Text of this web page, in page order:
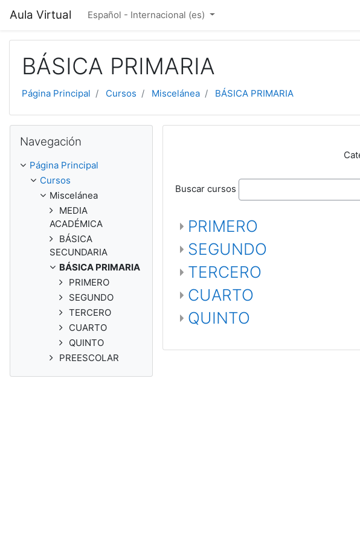
Aula Virtual Español - Internacional ‎(es)‎
BÁSICA PRIMARIA
Página Principal Cursos Miscelánea BÁSICA PRIMARIA
Buscar cursos
PRIMERO
SEGUNDO
TERCERO
CUARTO
QUINTO
Navegación
Página Principal
Cursos
Miscelánea
MEDIA
ACADÉMICA
BÁSICA
SECUNDARIA
BÁSICA PRIMARIA
PRIMERO
SEGUNDO
TERCERO
CUARTO
QUINTO
PREESCOLAR